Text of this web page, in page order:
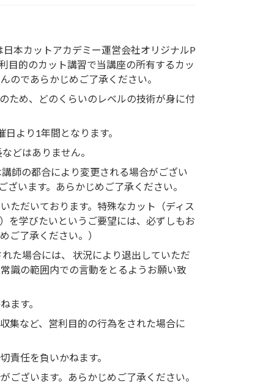
本カットアカデミー運営会社オリジナルP
目的のカット講習で当講座の所有するカッ
のであらかじめご了承ください。
ため、どのくらいのレベルの技術が身に付
より1年間となります。
どはありません。
師の都合により変更される場合がござい
います。あらかじめご了承ください。
ただいております。特殊なカット（ディス
を学びたいというご要望には、必ずしもお
ご了承ください。）
た場合には、 状況により退出していただ
識の範囲内での言動をとるようお願い致
ます。
集など、営利目的の行為をされた場合に
責任を負いかねます。
ございます。あらかじめご了承ください。